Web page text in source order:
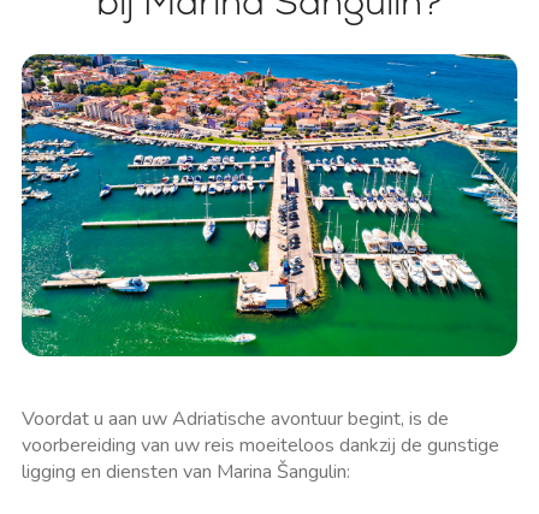
Voordat u aan uw Adriatische avontuur begint, is de
voorbereiding van uw reis moeiteloos dankzij de gunstige
ligging en diensten van Marina Šangulin: